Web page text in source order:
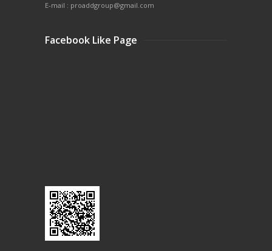
E-mail : proaddgroup@gmail.com
Facebook Like Page